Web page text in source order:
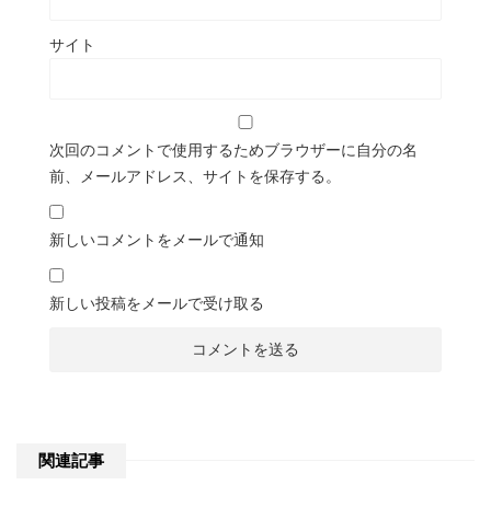
サイト
次回のコメントで使用するためブラウザーに自分の名
前、メールアドレス、サイトを保存する。
新しいコメントをメールで通知
新しい投稿をメールで受け取る
関連記事